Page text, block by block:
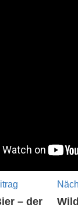
– der